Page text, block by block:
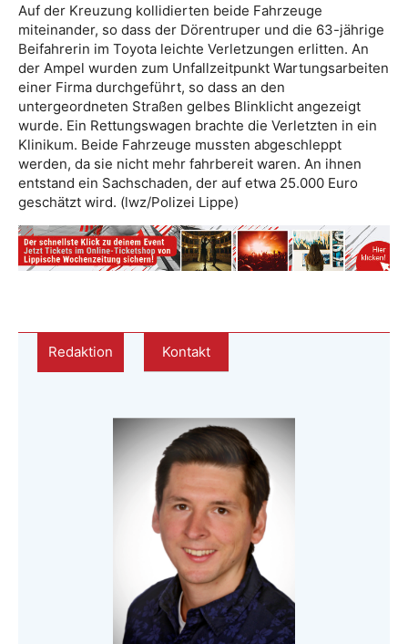
Auf der Kreuzung kollidierten beide Fahrzeuge
miteinander, so dass der Dörentruper und die 63-jährige
Beifahrerin im Toyota leichte Verletzungen erlitten. An
der Ampel wurden zum Unfallzeitpunkt Wartungsarbeiten
einer Firma durchgeführt, so dass an den
untergeordneten Straßen gelbes Blinklicht angezeigt
wurde. Ein Rettungswagen brachte die Verletzten in ein
Klinikum. Beide Fahrzeuge mussten abgeschleppt
werden, da sie nicht mehr fahrbereit waren. An ihnen
entstand ein Sachschaden, der auf etwa 25.000 Euro
geschätzt wird. (lwz/Polizei Lippe)
Redaktion Kontakt